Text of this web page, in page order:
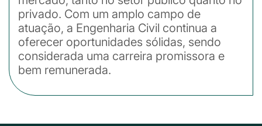
privado. Com um amplo campo de
atuação, a Engenharia Civil continua a
oferecer oportunidades sólidas, sendo
considerada uma carreira promissora e
bem remunerada.